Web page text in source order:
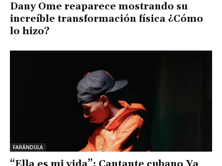
Dany Ome reaparece mostrando su
increíble transformación física ¿Cómo
lo hizo?
FARÁNDULA